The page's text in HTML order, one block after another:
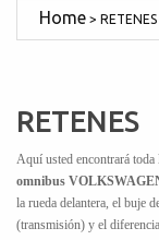
RETENES
RETENES
Aquí usted encontrará toda
omnibus
la rueda delantera, el buje
(transmisión) y el